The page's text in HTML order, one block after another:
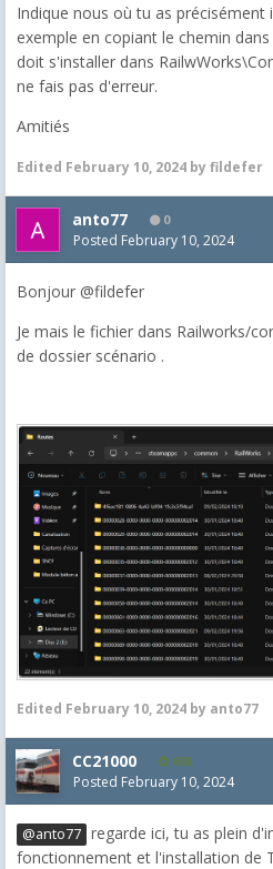
Indique nous où tu as précisément
exemple en copiant le chemin
doit s'installer dans
ne fais pas d'erreur.
Amitiés
Edited February 10, 2024 by fildefer
anto77 0
Posted February 10, 2024
Bonjour @fildefer
Je mais le fichier dans Railworks/
de dossier scénario .
Edited February 10, 2024 by anto77
CC21000 608
Posted February 10, 2024
@anto77 regarde ici, tu as plein
fonctionnement et l'installation de